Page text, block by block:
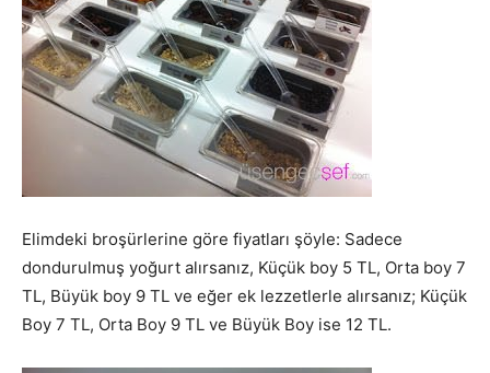
Elimdeki broşürlerine göre fiyatları şöyle: Sadece
dondurulmuş yoğurt alırsanız, Küçük boy 5 TL, Orta boy 7
TL, Büyük boy 9 TL ve eğer ek lezzetlerle alırsanız; Küçük
Boy 7 TL, Orta Boy 9 TL ve Büyük Boy ise 12 TL.